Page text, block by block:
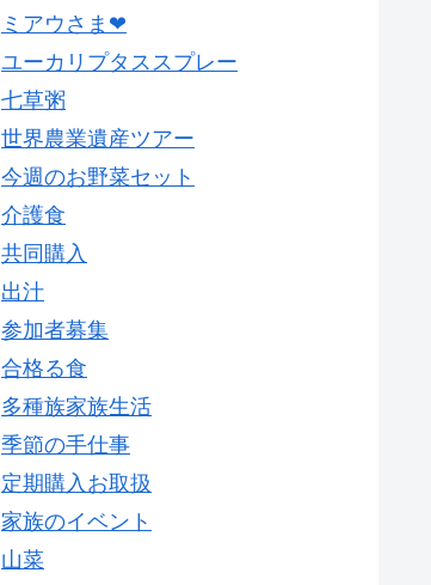
ミアウさま❤
ユーカリプタススプレー
七草粥
世界農業遺産ツアー
今週のお野菜セット
介護食
共同購入
出汁
参加者募集
合格る食
多種族家族生活
季節の手仕事
定期購入お取扱
家族のイベント
山菜